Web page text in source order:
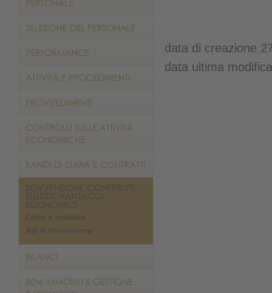
Criteri e modalità
Atti di concessione
data di creazione
data ultima